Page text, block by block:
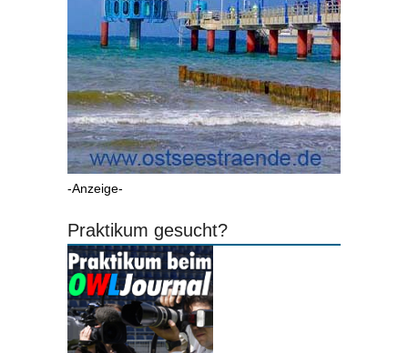
-Anzeige-
Praktikum gesucht?